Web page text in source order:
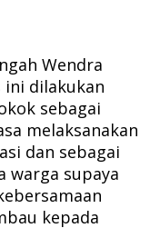
Wendra
ini dilakukan
sebagai
melaksanakan
dan sebagai
warga supaya
kepada